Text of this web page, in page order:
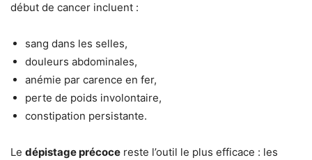
début de cancer incluent :
sang dans les selles,
douleurs abdominales,
anémie par carence en fer,
perte de poids involontaire,
constipation persistante.
Le dépistage précoce reste l’outil le plus efficace : les